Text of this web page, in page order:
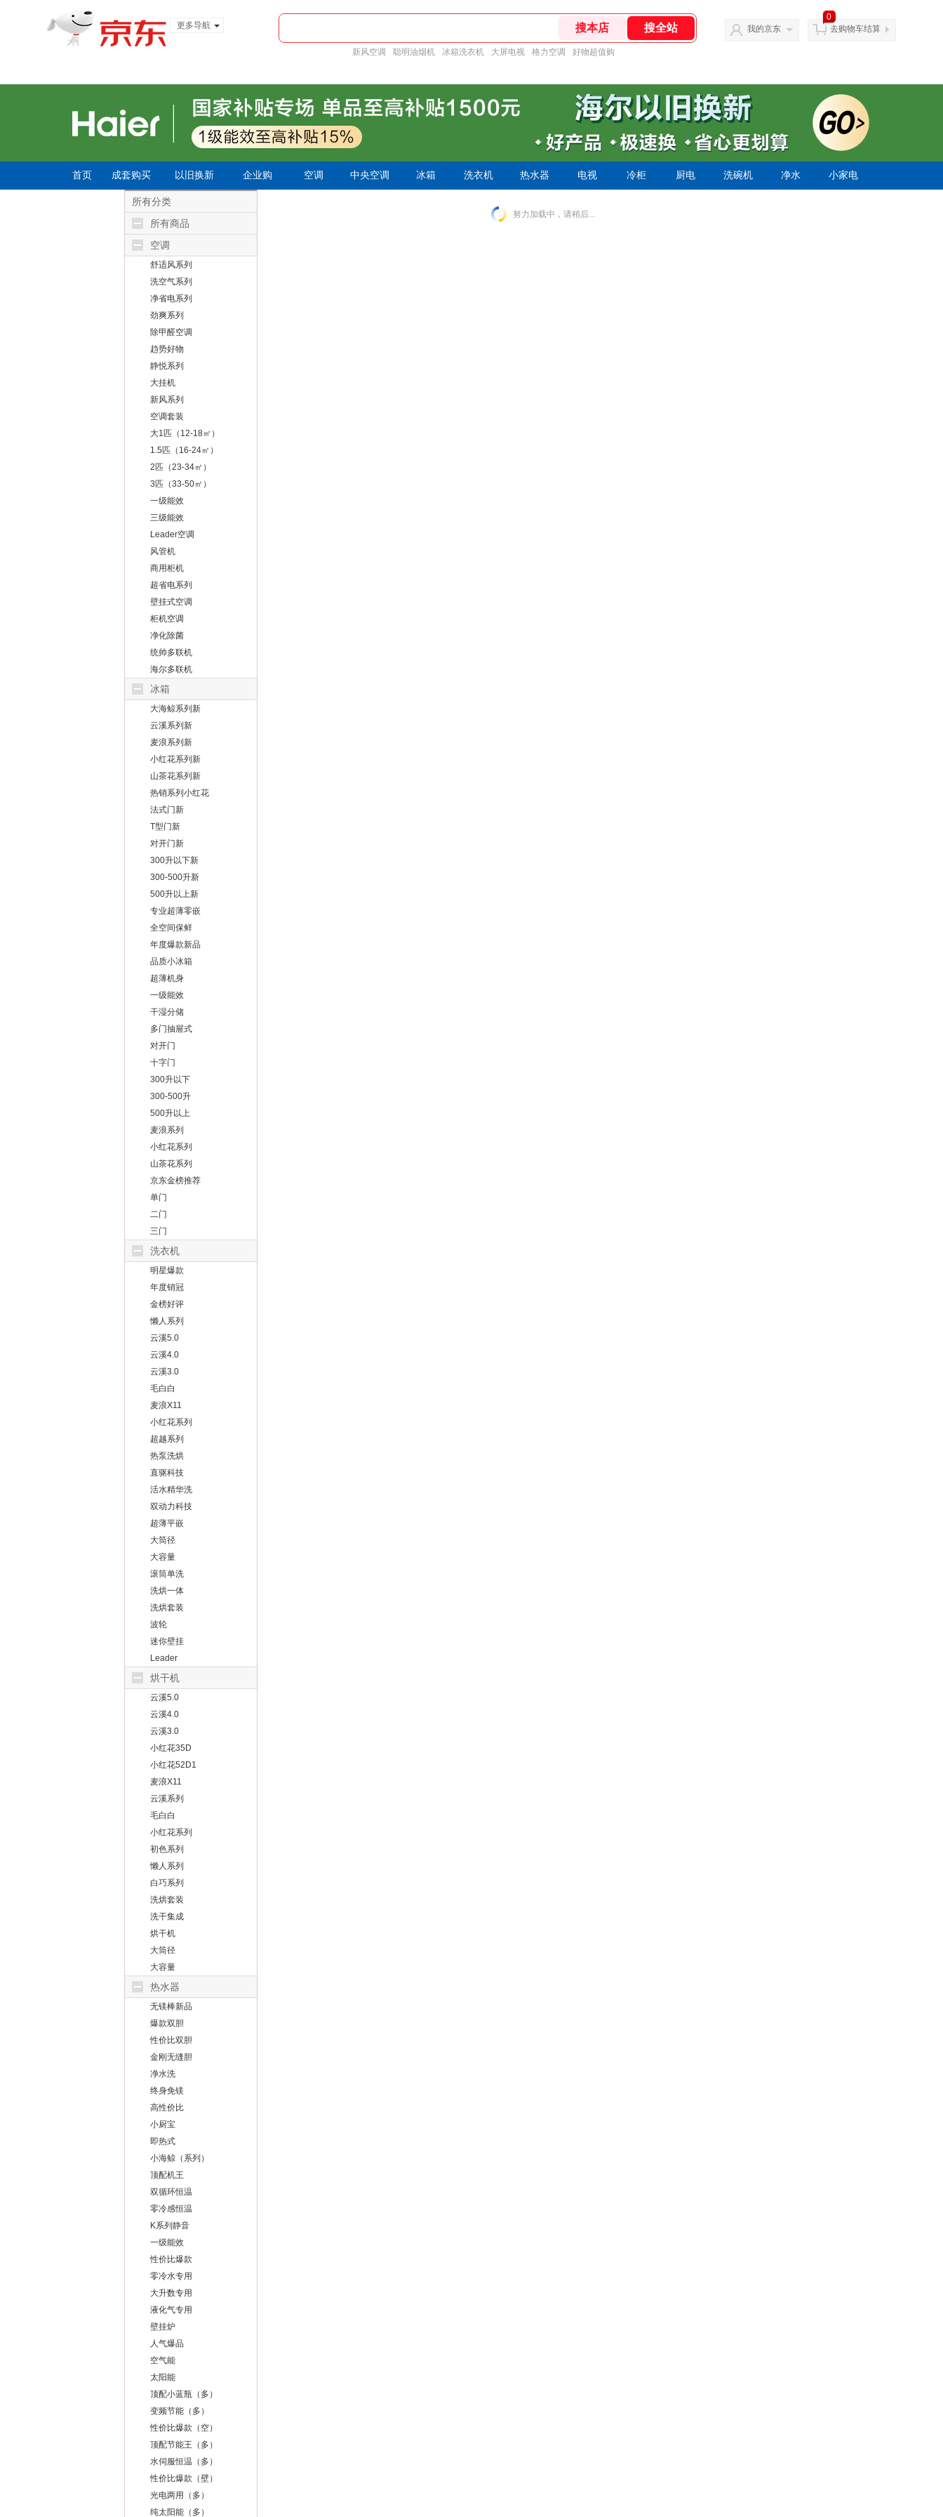
更多导航
新风空调 聪明油烟机 冰箱洗衣机 大屏电视 格力空调 好物超值购
我的京东
0
去购物车结算
首页 成套购买 以旧换新 企业购 空调 中央空调 冰箱 洗衣机 热水器 电视 冷柜 厨电 洗碗机 净水 小家电
所有分类
所有商品
空调
舒适风系列
洗空气系列
净省电系列
劲爽系列
除甲醛空调
趋势好物
静悦系列
大挂机
新风系列
空调套装
大1匹（12-18㎡）
1.5匹（16-24㎡）
2匹（23-34㎡）
3匹（33-50㎡）
一级能效
三级能效
Leader空调
风管机
商用柜机
超省电系列
壁挂式空调
柜机空调
净化除菌
统帅多联机
海尔多联机
冰箱
大海鲸系列新
云溪系列新
麦浪系列新
小红花系列新
山茶花系列新
热销系列小红花
法式门新
T型门新
对开门新
300升以下新
300-500升新
500升以上新
专业超薄零嵌
全空间保鲜
年度爆款新品
品质小冰箱
超薄机身
一级能效
干湿分储
多门抽屉式
对开门
十字门
300升以下
300-500升
500升以上
麦浪系列
小红花系列
山茶花系列
京东金榜推荐
单门
二门
三门
洗衣机
明星爆款
年度销冠
金榜好评
懒人系列
云溪5.0
云溪4.0
云溪3.0
毛白白
麦浪X11
小红花系列
超越系列
热泵洗烘
直驱科技
活水精华洗
双动力科技
超薄平嵌
大筒径
大容量
滚筒单洗
洗烘一体
洗烘套装
波轮
迷你壁挂
Leader
烘干机
云溪5.0
云溪4.0
云溪3.0
小红花35D
小红花52D1
麦浪X11
云溪系列
毛白白
小红花系列
初色系列
懒人系列
白巧系列
洗烘套装
洗干集成
烘干机
大筒径
大容量
热水器
无镁棒新品
爆款双胆
性价比双胆
金刚无缝胆
净水洗
终身免镁
高性价比
小厨宝
即热式
小海鲸（系列）
顶配机王
双循环恒温
零冷感恒温
K系列静音
一级能效
性价比爆款
零冷水专用
大升数专用
液化气专用
壁挂炉
人气爆品
空气能
太阳能
顶配小蓝瓶（多）
变频节能（多）
性价比爆款（空）
顶配节能王（多）
水伺服恒温（多）
性价比爆款（壁）
光电两用（多）
纯太阳能（多）
努力加载中，请稍后...